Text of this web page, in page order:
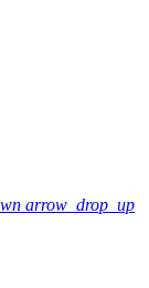
arrow_drop_up